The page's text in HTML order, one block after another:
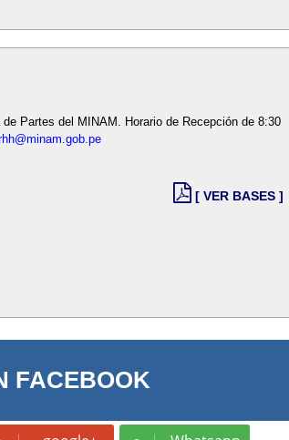
Partes del MINAM. Horario de Recepción de 8:30
[ VER BASES ]
FACEBOOK